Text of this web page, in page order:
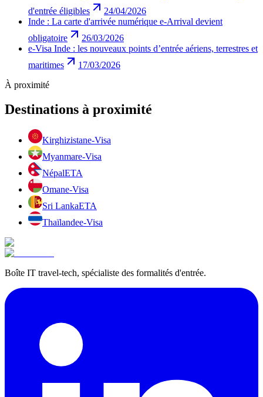
d'entrée éligibles
24/04/2026
Inde : La carte d'arrivée numérique e-Arrival devient
obligatoire
26/03/2026
e-Visa Inde : les nouveaux points d’entrée aériens, terrestres et
maritimes
17/03/2026
À proximité
Destinations à proximité
Kirghizistane-Visa
Myanmare-Visa
NépalETA
Omane-Visa
Sri LankaETA
Thaïlandee-Visa
Boîte IT travel-tech, spécialiste des formalités d'entrée.